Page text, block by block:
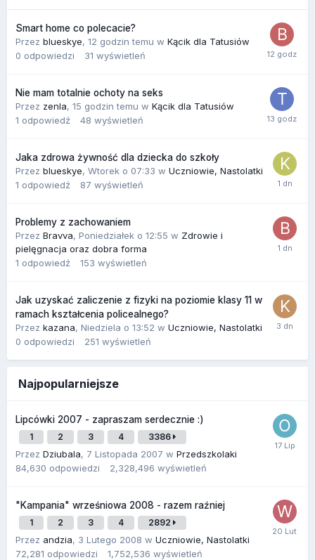
Smart home co polecacie?
Przez blueskye, 12 godzin temu w Kącik dla Tatusiów
0 odpowiedzi 31 wyświetleń
Nie mam totalnie ochoty na seks
Przez zenla, 15 godzin temu w Kącik dla Tatusiów
1 odpowiedź 48 wyświetleń
Jaka zdrowa żywność dla dziecka do szkoły
Przez blueskye, Wtorek o 07:33 w Uczniowie, Nastolatki
1 odpowiedź 87 wyświetleń
Problemy z zachowaniem
Przez Bravva, Poniedziałek o 12:55 w Zdrowie i
pielęgnacja oraz dobra forma
1 odpowiedź 153 wyświetleń
Jak uzyskać zaliczenie z fizyki na poziomie klasy 11 w
ramach kształcenia policealnego?
Przez kazana, Niedziela o 13:52 w Uczniowie, Nastolatki
0 odpowiedzi 251 wyświetleń
Najpopularniejsze
Lipcówki 2007 - zapraszam serdecznie :)
1 2 3 4 3386
Przez Dziubala, 7 Listopada 2007 w Przedszkolaki
84,630 odpowiedzi 2,328,496 wyświetleń
"Kampania" wrześniowa 2008 - razem raźniej
1 2 3 4 2892
Przez andzia, 3 Lutego 2008 w Uczniowie, Nastolatki
72,281 odpowiedzi 1,752,536 wyświetleń